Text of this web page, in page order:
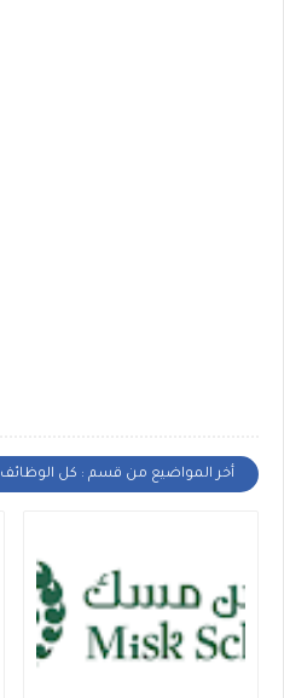
أخر المواضيع من قسم : كل الوظائف